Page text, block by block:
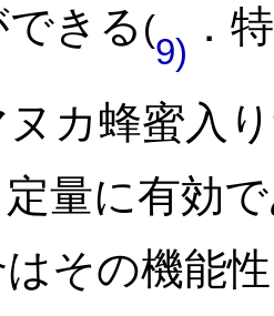
きる (
9)
．
ヌカ蜂蜜入
量に有効
その機能